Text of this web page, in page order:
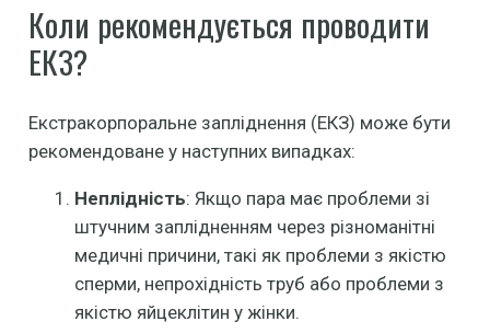
Коли рекомендується проводити
ЕКЗ?
Екстракорпоральне запліднення (ЕКЗ) може бути
рекомендоване у наступних випадках:
Неплідність: Якщо пара має проблеми зі
штучним заплідненням через різноманітні
медичні причини, такі як проблеми з якістю
сперми, непрохідність труб або проблеми з
якістю яйцеклітин у жінки.